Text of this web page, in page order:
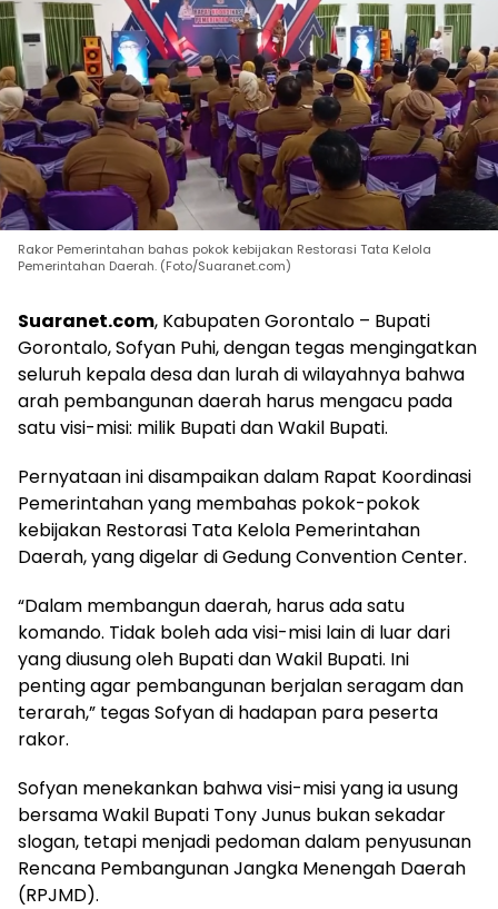
Rakor Pemerintahan bahas pokok kebijakan Restorasi Tata Kelola
Pemerintahan Daerah. (Foto/Suaranet.com)
Suaranet.com, Kabupaten Gorontalo – Bupati
Gorontalo, Sofyan Puhi, dengan tegas mengingatkan
seluruh kepala desa dan lurah di wilayahnya bahwa
arah pembangunan daerah harus mengacu pada
satu visi-misi: milik Bupati dan Wakil Bupati.
Pernyataan ini disampaikan dalam Rapat Koordinasi
Pemerintahan yang membahas pokok-pokok
kebijakan Restorasi Tata Kelola Pemerintahan
Daerah, yang digelar di Gedung Convention Center.
“Dalam membangun daerah, harus ada satu
komando. Tidak boleh ada visi-misi lain di luar dari
yang diusung oleh Bupati dan Wakil Bupati. Ini
penting agar pembangunan berjalan seragam dan
terarah,” tegas Sofyan di hadapan para peserta
rakor.
Sofyan menekankan bahwa visi-misi yang ia usung
bersama Wakil Bupati Tony Junus bukan sekadar
slogan, tetapi menjadi pedoman dalam penyusunan
Rencana Pembangunan Jangka Menengah Daerah
(RPJMD).